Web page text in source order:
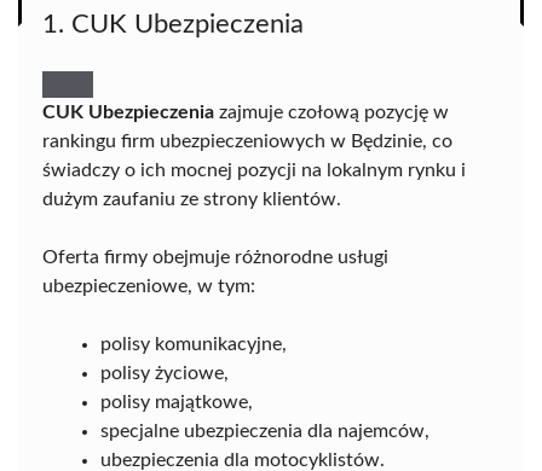
1. CUK Ubezpieczenia
CUK Ubezpieczenia zajmuje czołową pozycję w
rankingu firm ubezpieczeniowych w Będzinie, co
świadczy o ich mocnej pozycji na lokalnym rynku i
dużym zaufaniu ze strony klientów.
Oferta firmy obejmuje różnorodne usługi
ubezpieczeniowe, w tym:
polisy komunikacyjne,
polisy życiowe,
polisy majątkowe,
specjalne ubezpieczenia dla najemców,
ubezpieczenia dla motocyklistów.